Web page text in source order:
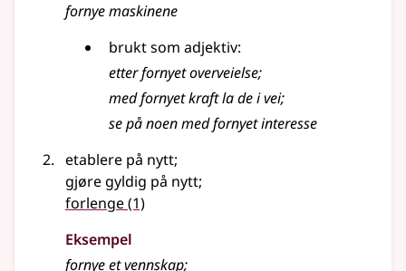
fornye maskinene
brukt som adjektiv:
etterfornyetoverveielse;
med fornyet kraft la de i vei;
se på noen med fornyet interesse
etablere på nytt;
gjøre gyldig på nytt;
forlenge(1)
Eksempel
fornyeet vennskap;